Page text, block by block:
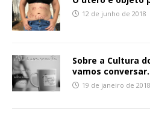
12 de junho de 2018
Sobre a Cultura
vamos
19 de janeiro de 2018